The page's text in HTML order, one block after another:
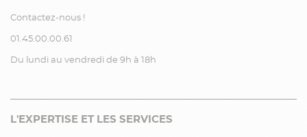
Contactez-nous !
01.45.00.00.61
Du lundi au vendredi de 9h à 18h
L'EXPERTISE ET LES SERVICES